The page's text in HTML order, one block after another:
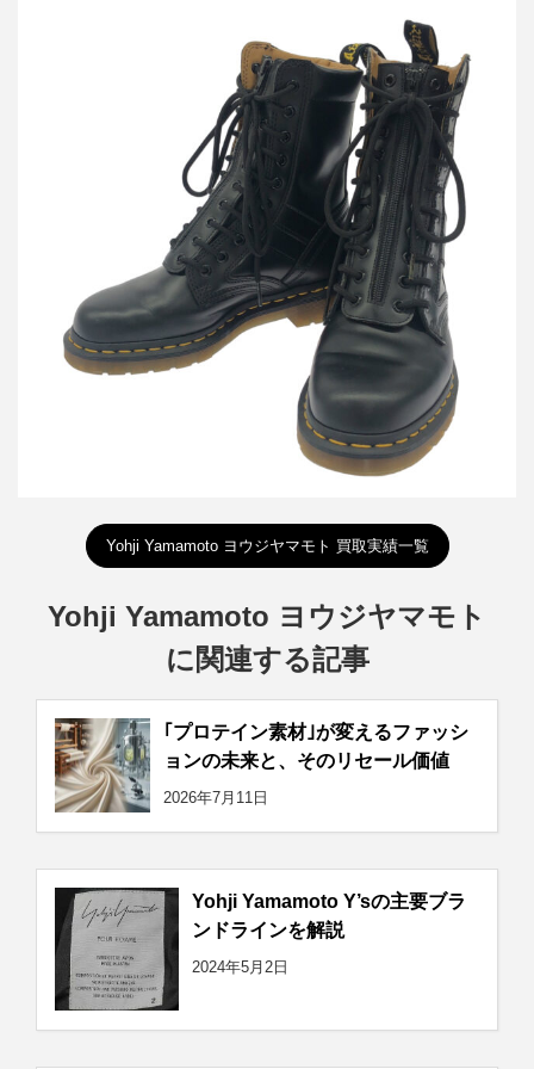
ヨウジヤマモト×ドクターマーチン YY ZIP 10ホールフロントジッ
プブーツ
買取金額12,000円
詳しく見る
Yohji Yamamoto ヨウジヤマモト 買取実績一覧
Yohji Yamamoto ヨウジヤマモト
に関連する記事
｢プロテイン素材｣が変えるファッシ
ョンの未来と、そのリセール価値
2026年7月11日
Yohji Yamamoto Y’sの主要ブラ
ンドラインを解説
2024年5月2日